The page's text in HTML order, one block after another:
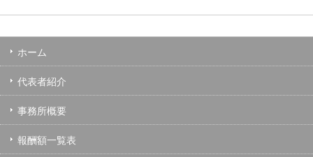
ホーム
代表者紹介
事務所概要
報酬額一覧表